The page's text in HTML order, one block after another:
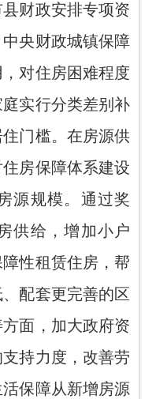
财政安排专项资
央财政城镇保障
对住房困难程度
实行分类差别补
门槛。在房源供
房保障体系建设
源规模。通过奖
供给，增加小户
性租赁住房，帮
配套更完善的区
面，加大政府资
持力度，改善劳
保障从新增房源